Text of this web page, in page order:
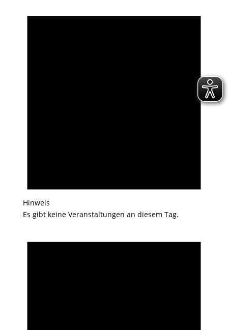
Hinweis
Es gibt keine Veranstaltungen an diesem Tag.